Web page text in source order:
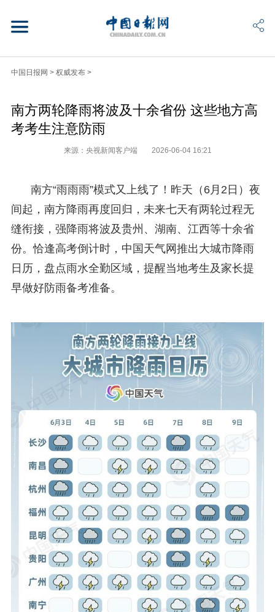
中国日报网 > 权威发布>
南方两轮降雨将波及十余省份 这些地方高
考考生注意防雨
来源：央视新闻客户端 2026-06-04 16:21
南方“雨雨雨”模式又上线了！昨天（6月2日）夜
间起，南方降雨再度回归，未来七天有两轮过程无
缝衔接，强降雨将波及贵州、湖南、江西等十余省
份。恰逢高考倒计时，中国天气网推出大城市降雨
日历，盘点雨水全勤区域，提醒当地考生及家长提
早做好防雨备考准备。